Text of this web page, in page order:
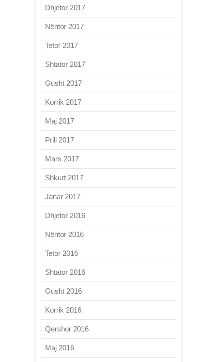
Dhjetor 2017
Nëntor 2017
Tetor 2017
Shtator 2017
Gusht 2017
Korrik 2017
Maj 2017
Prill 2017
Mars 2017
Shkurt 2017
Janar 2017
Dhjetor 2016
Nëntor 2016
Tetor 2016
Shtator 2016
Gusht 2016
Korrik 2016
Qershor 2016
Maj 2016